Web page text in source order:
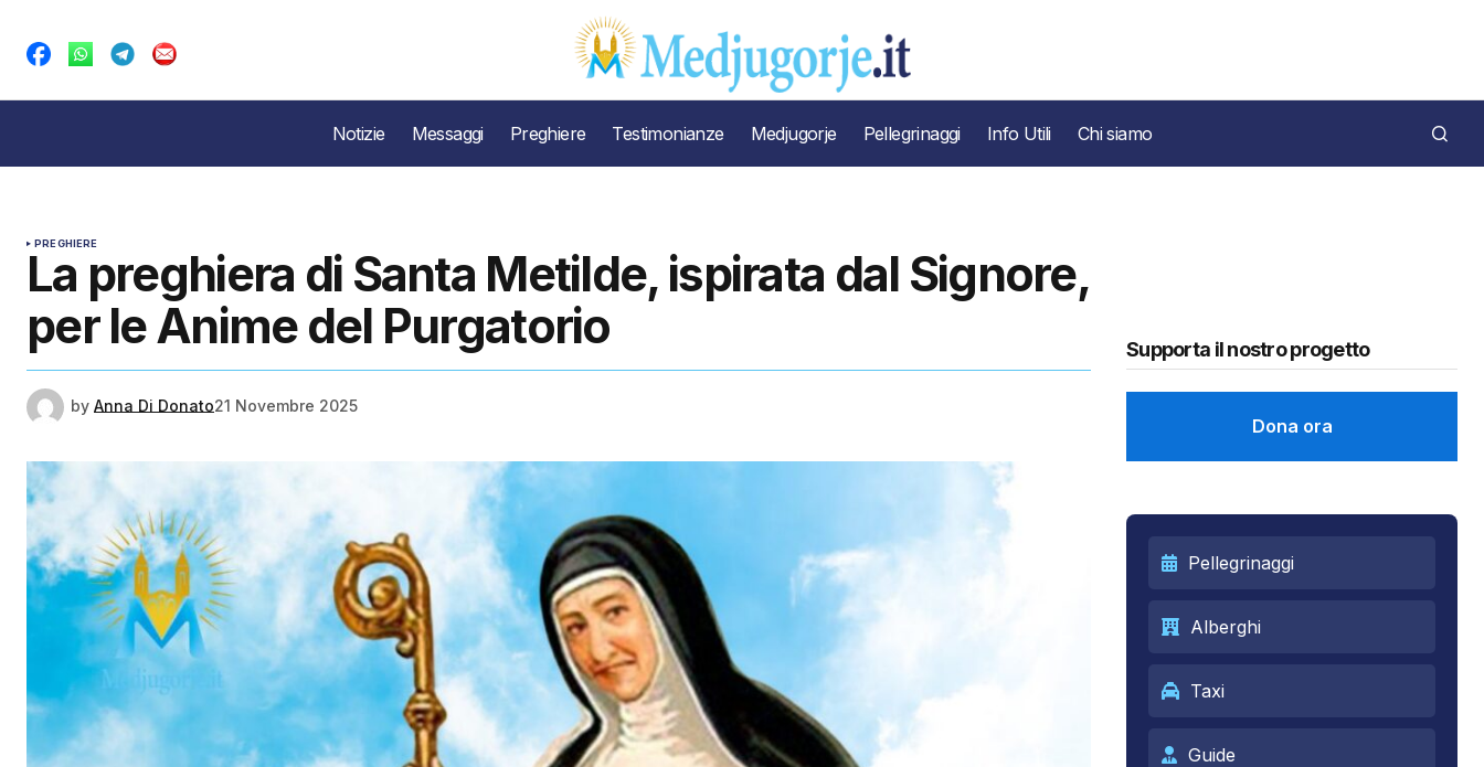
Notizie Messaggi Preghiere Testimonianze Medjugorje Pellegrinaggi Info Utili Chi siamo
PREGHIERE
La preghiera di Santa Metilde, ispirata dal Signore,
per le Anime del Purgatorio
by Anna Di Donato21 Novembre 2025
Supporta il nostro progetto
Dona ora
Pellegrinaggi
Alberghi
Taxi
Guide